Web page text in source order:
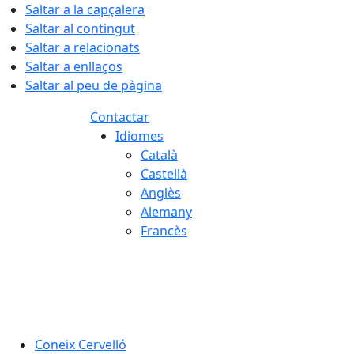
Saltar a la capçalera
Saltar al contingut
Saltar a relacionats
Saltar a enllaços
Saltar al peu de pàgina
Contactar
Idiomes
Català
Castellà
Anglès
Alemany
Francès
Coneix Cervelló